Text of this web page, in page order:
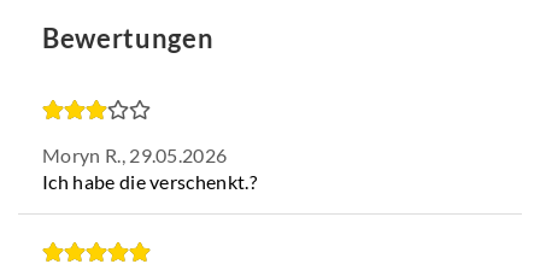
Bewertungen
Moryn R., 29.05.2026
Ich habe die verschenkt.?